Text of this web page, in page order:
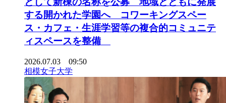
する開かれた学園へ コワーキングスペー
ス・カフェ・生涯学習等の複合的コミュニテ
ィスペースを整備
2026.07.03 09:50
相模女子大学